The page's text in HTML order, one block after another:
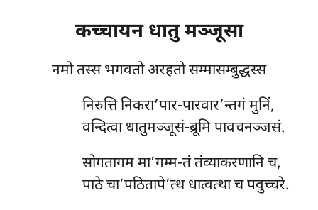
कच्चायनधातु मञ्जूसा
नमो तस्स भगवतो अरहतो सम्मासम्बुद्धस्स
निरुत्ति निकरा’पार-पारवार’न्तगं मुनिं,
वन्दित्वा धातुमञ्जूसं-ब्रूमि पावचनञ्जसं.
सोगतागम मा’गम्म-तं तंव्याकरणानि च,
पाठे चा’पठितापे’त्थ धात्वत्था च पवुच्चरे.